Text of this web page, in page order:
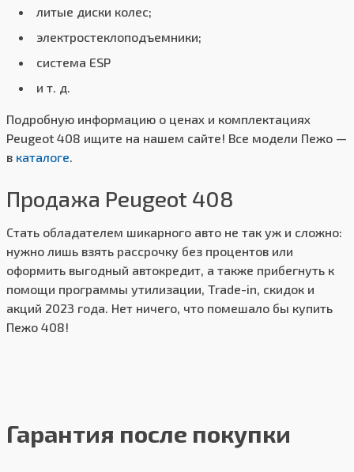
литые диски колес;
электростеклоподъемники;
система ESP
и т. д.
Подробную информацию о ценах и комплектациях
Peugeot 408 ищите на нашем сайте! Все модели Пежо —
в каталоге.
Продажа Peugeot 408
Стать обладателем шикарного авто не так уж и сложно:
нужно лишь взять рассрочку без процентов или
оформить выгодный автокредит, а также прибегнуть к
помощи программы утилизации, Trade-in, скидок и
акций 2023 года. Нет ничего, что помешало бы купить
Пежо 408!
Гарантия после покупки